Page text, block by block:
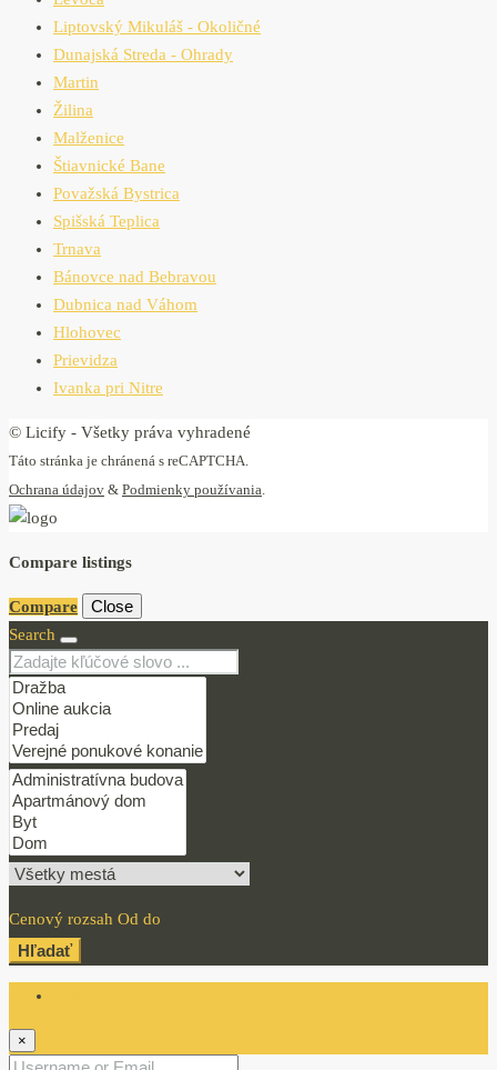
Liptovský Mikuláš - Okoličné
Dunajská Streda - Ohrady
Martin
Žilina
Malženice
Štiavnické Bane
Považská Bystrica
Spišská Teplica
Trnava
Bánovce nad Bebravou
Dubnica nad Váhom
Hlohovec
Prievidza
Ivanka pri Nitre
© Licify - Všetky práva vyhradené
Táto stránka je chránená s reCAPTCHA.
Ochrana údajov & Podmienky používania.
Compare listings
Compare Close
Search
Cenový rozsah Od do
Hľadať
×